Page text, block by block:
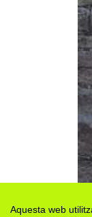
Aquesta web